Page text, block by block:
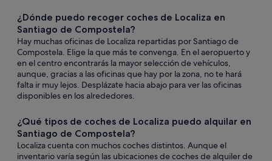
¿Dónde puedo recoger coches de Localiza en
Santiago de Compostela?
Hay muchas oficinas de Localiza repartidas por Santiago de
Compostela. Elige la que más te convenga. En el aeropuerto y
en el centro encontrarás la mayor selección de vehículos,
aunque, gracias a las oficinas que hay por la zona, no te hará
falta ir muy lejos. Desplázate hacia abajo para ver las oficinas
disponibles en los alrededores.
¿Qué tipos de coches de Localiza puedo alquilar en
Santiago de Compostela?
Localiza cuenta con muchos coches distintos. Aunque el
inventario varía según las ubicaciones de coches de alquiler de